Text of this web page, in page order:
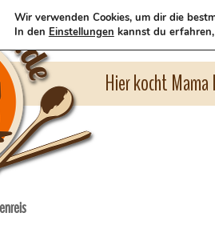
Hier kocht
Wir verwenden Cookies, um dir die
In den Einstellungen kannst du